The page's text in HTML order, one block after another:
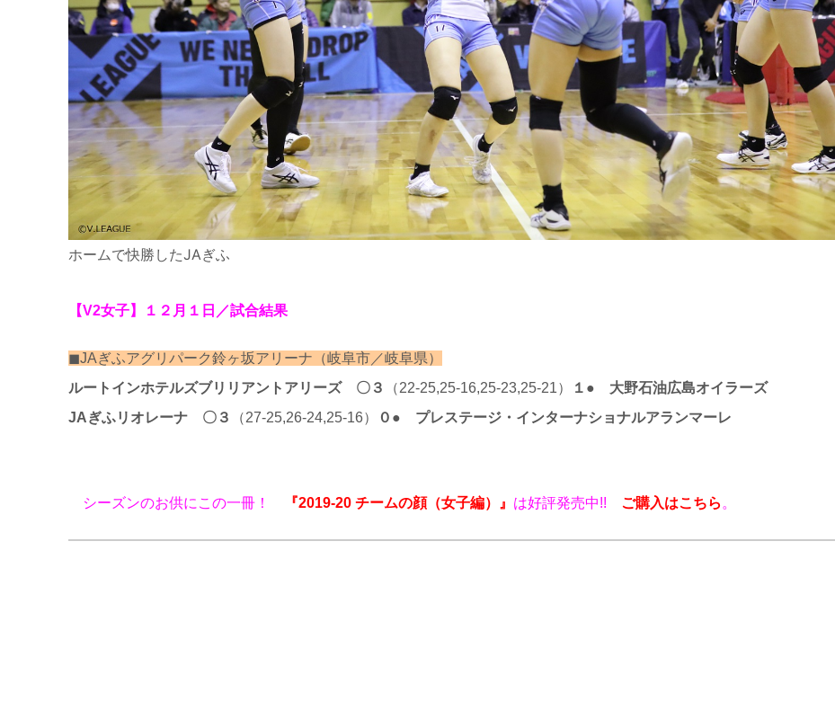
ホームで快勝したJAぎふ
【V2女子】１２ 月１ 日／試合結果
◼︎JAぎふアグリパーク鈴ヶ坂アリーナ（岐阜市／岐阜県）
ルートインホテルズブリリアントアリーズ〇３ （22-25,25-16,25-23,25-21）
１● 大野石油広島オイラーズ
JAぎふリオレーナ 〇３ （27-25,26-24,25-16） ０● プレステージ・インターナショナルアランマーレ
シーズンのお供にこの一冊！ 『2019-20 チームの顔（女子編）』 は好評発売中!! ご購入はこちら 。